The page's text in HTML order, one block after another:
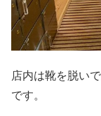
店内は靴を脱い
です。